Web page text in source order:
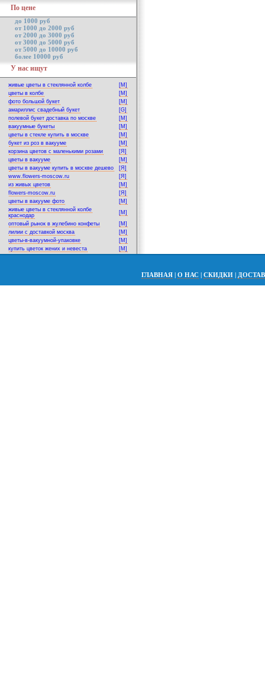
По цене
до 1000 руб
от 1000 до 2000 руб
от 2000 до 3000 руб
от 3000 до 5000 руб
от 5000 до 10000 руб
более 10000 руб
У нас ищут
живые цветы в стеклянной колбе
[M]
цветы в колбе
[M]
фото большой букет
[M]
амариллис свадебный букет
[G]
полевой букет доставка по москве
[M]
вакуумные букеты
[M]
цветы в стекле купить в москве
[M]
букет из роз в вакууме
[M]
корзина цветов с маленькими розами
[Я]
цветы в вакууме
[M]
цветы в вакууме купить в москве дешево
[Я]
www.flowers-moscow.ru
[Я]
из живых цветов
[M]
flowers-moscow.ru
[Я]
цветы в вакууме фото
[M]
живые цветы в стеклянной колбе
краснодар
[M]
оптовый рынок в жулебино конфеты
[M]
лилии с доставкой москва
[M]
цветы-в-вакуумной-упаковке
[M]
купить цветок жених и невеста
[M]
ГЛАВНАЯ | О НАС | СКИДКИ |